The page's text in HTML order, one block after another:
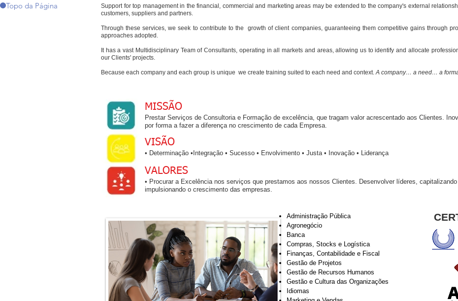
Topo da Página
Support for top management in the financial, commercial and marketing areas may be extended to the company's external
customers, suppliers and partners.
Through these services, we seek to contribute to the growth of client companies, guaranteeing them competitive gains through
approaches adopted.
It has a vast Multidisciplinary Team of Consultants, operating in all markets and areas, allowing us to identify and allocate
our Clients' projects.
Because each company and each group is unique we create training suited to each need and context.A company… a need… a
MISSÃO
Prestar Serviços de Consultoria e Formação de excelência, que tragam valor acrescentado aos Clientes.
por forma a fazer a diferença no crescimento de cada Empresa.
VISÃO
• Determinação •Integração • Sucesso • Envolvimento • Justa • Inovação • Liderança
VALORES
• Procurar a Excelência nos serviços que prestamos aos nossos Clientes. Desenvolver líderes,
impulsionando o crescimento das empresas.
Administração Pública
Agronegócio
Banca
Compras, Stocks e Logística
Finanças, Contabilidade e Fiscal
Gestão de Projetos
Gestão de Recursos Humanos
Gestão e Cultura das Organizações
Idiomas